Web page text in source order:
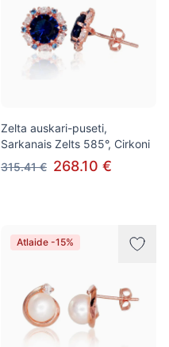
Zelta auskari-puseti,
Sarkanais Zelts 585°, Cirkoni
315.41 € 268.10 €
Atlaide -15%